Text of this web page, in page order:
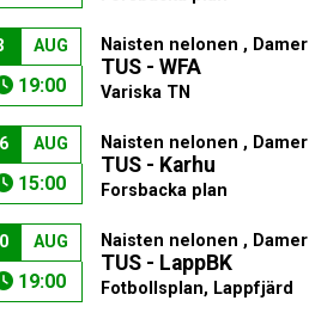
AUG
19:00
Naisten nelonen , Damer
TUS - WFA
Variska TN
AUG
15:00
Naisten nelonen , Damer
TUS - Karhu
Forsbacka plan
AUG
19:00
Naisten nelonen , Damer
TUS - LappBK
Fotbollsplan, Lappfjärd